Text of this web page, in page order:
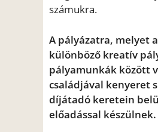
számukra.
A pályázatra, melyet
különböző kreatív
pályamunkák között
családjával kenyeret
díjátadó keretein
előadással készülnek.